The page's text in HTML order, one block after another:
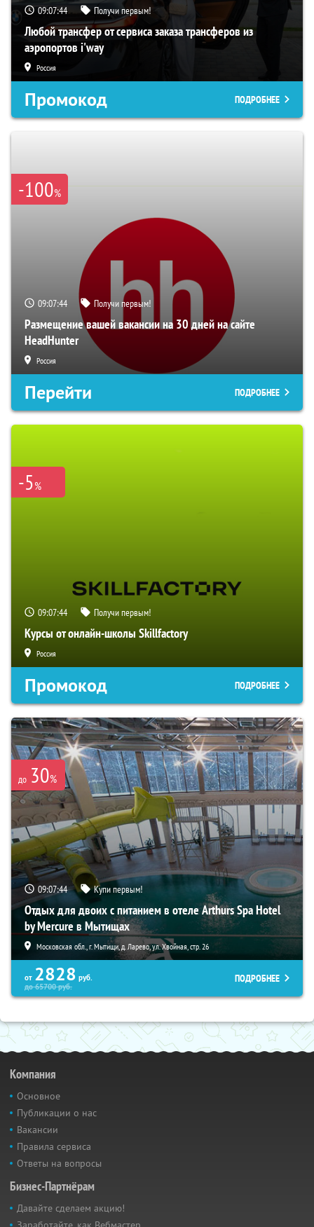
09:07:43 Получи первым!
Любой трансфер от сервиса заказа трансферов из
аэропортов i'way
Россия
Промокод ПОДРОБНЕЕ
-100%
09:07:43 Получи первым!
Размещение вашей вакансии на 30 дней на сайте
HeadHunter
Россия
Перейти ПОДРОБНЕЕ
-5%
09:07:43 Получи первым!
Курсы от онлайн-школы Skillfactory
Россия
Промокод ПОДРОБНЕЕ
до 30%
09:07:43 Купи первым!
Отдых для двоих с питанием в отеле Arthurs Spa Hotel
by Mercure в Мытищах
Московская обл., г. Мытищи, д. Ларево, ул. Хвойная, стр. 26
от 2828 руб.
до65700руб.
ПОДРОБНЕЕ
Компания
Основное
Публикации о нас
Вакансии
Правила сервиса
Ответы на вопросы
Бизнес-Партнёрам
Давайте сделаем акцию!